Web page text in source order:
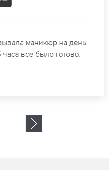
дела по
результат.